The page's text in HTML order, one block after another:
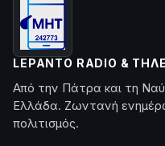
LEPANTO RADIO &
Από την Πάτρα και τη
Ελλάδα. Ζωντανή
πολιτισμός.